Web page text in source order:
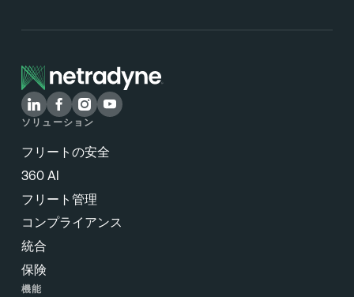
ソリューション
フリートの安全
360 AI
フリート管理
コンプライアンス
統合
保険
機能